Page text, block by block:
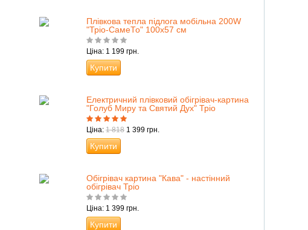
Плівкова тепла підлога мобільна 200W
"Тріо-СамеТо" 100х57 см
Ціна: 1 199 грн.
Купити
Електричний плівковий обігрівач-картина
"Голуб Миру та Святий Дух" Тріо
Ціна: 1 818 1 399 грн.
Купити
Обігрівач картина "Кава" - настінний
обігрівач Тріо
Ціна: 1 399 грн.
Купити